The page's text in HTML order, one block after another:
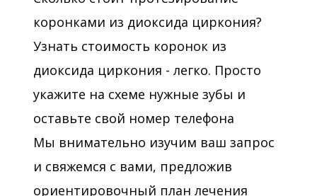
коронками из диоксида циркония?
Узнать стоимость коронок из
диоксида циркония - легко. Просто
укажите на схеме нужные зубы и
оставьте свой номер телефона
Мы внимательно изучим ваш запрос
и свяжемся с вами, предложив
ориентировочный план лечения